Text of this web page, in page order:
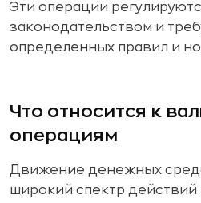
Эти операции
законодательством и
определенных правил и
Что относится к
операциям
Движение денежных
широкий спектр действий